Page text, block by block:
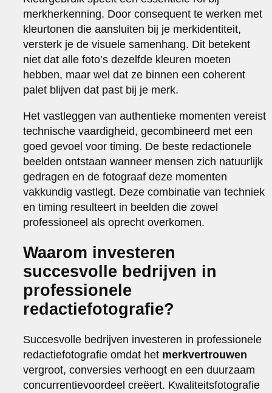
merkherkenning. Door consequent te werken met
kleurtonen die aansluiten bij je merkidentiteit,
versterk je de visuele samenhang. Dit betekent
niet dat alle foto’s dezelfde kleuren moeten
hebben, maar wel dat ze binnen een coherent
palet blijven dat past bij je merk.
Het vastleggen van authentieke momenten vereist
technische vaardigheid, gecombineerd met een
goed gevoel voor timing. De beste redactionele
beelden ontstaan wanneer mensen zich natuurlijk
gedragen en de fotograaf deze momenten
vakkundig vastlegt. Deze combinatie van techniek
en timing resulteert in beelden die zowel
professioneel als oprecht overkomen.
Waarom investeren
succesvolle bedrijven in
professionele
redactiefotografie?
Succesvolle bedrijven investeren in professionele
redactiefotografie omdat het merkvertrouwen
vergroot, conversies verhoogt en een duurzaam
concurrentievoordeel creëert. Kwaliteitsfotografie